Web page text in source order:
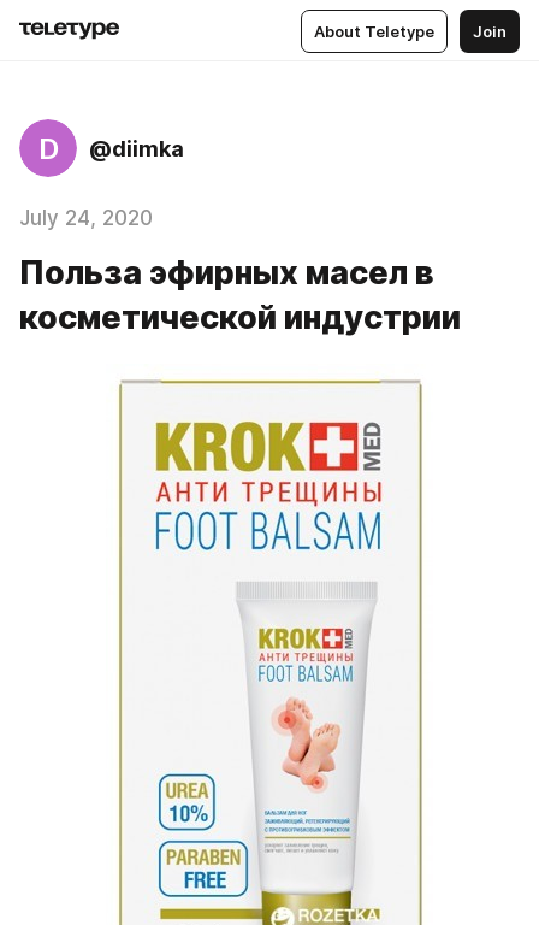
About Teletype Join
D @diimka
July 24, 2020
Польза эфирных масел в
косметической индустрии